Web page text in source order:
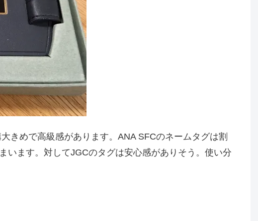
きめで高級感があります。ANA SFCのネームタグは割
います。対してJGCのタグは安心感がありそう。使い分